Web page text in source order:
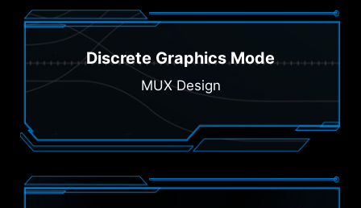
Discrete Graphics Mode
MUX Design